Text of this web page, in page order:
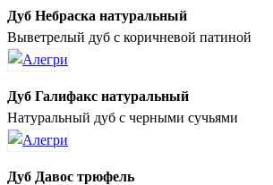
Дуб Небраска натуральный
Выветрелый дуб с коричневой патиной
Дуб Галифакс натуральный
Натуральный дуб с черными сучьями
Дуб Давос трюфель